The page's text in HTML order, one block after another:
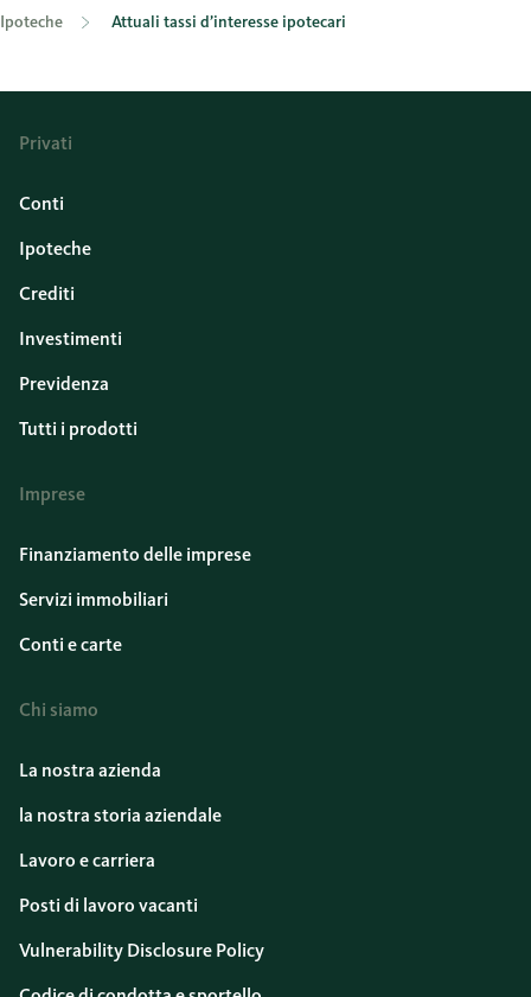
Ipoteche Attuali tassi d’interesse ipotecari
Privati
Conti
Ipoteche
Crediti
Investimenti
Previdenza
Tutti i prodotti
Imprese
Finanziamento delle imprese
Servizi immobiliari
Conti e carte
Chi siamo
La nostra azienda
la nostra storia aziendale
Lavoro e carriera
Posti di lavoro vacanti
Vulnerability Disclosure Policy